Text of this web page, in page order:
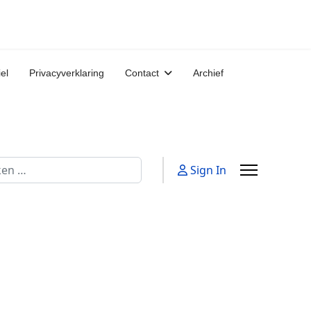
Privacyverklaring Contact Archief
Sign In